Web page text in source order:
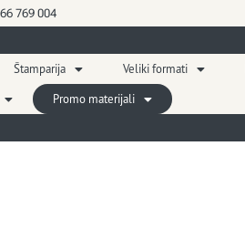
769 004
Štamparija Veliki formati
Promo materijali